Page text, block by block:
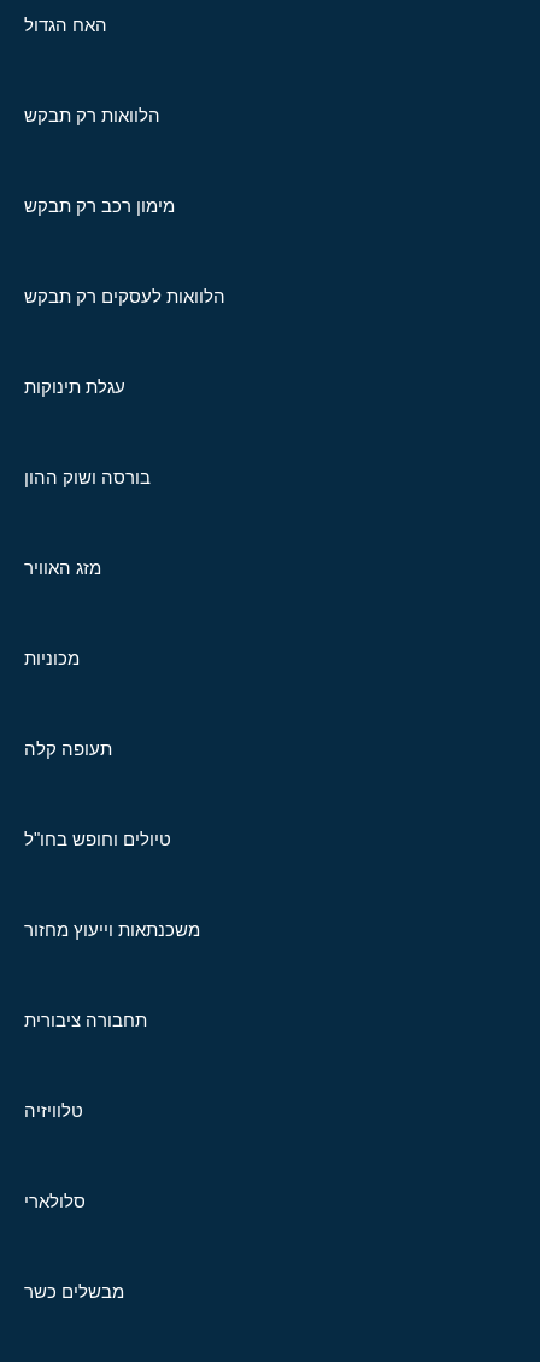
האח הגדול
הלוואות רק תבקש
מימון רכב רק תבקש
הלוואות לעסקים רק תבקש
עגלת תינוקות
בורסה ושוק ההון
מזג האוויר
מכוניות
תעופה קלה
טיולים וחופש בחו"ל
משכנתאות וייעוץ מחזור
תחבורה ציבורית
טלוויזיה
סלולארי
מבשלים כשר